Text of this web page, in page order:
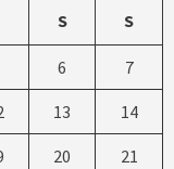
S S
6 7
13 14
20 21